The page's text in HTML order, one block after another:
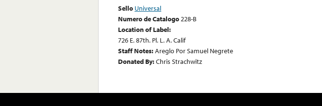
Sello Universal
Numero de Catalogo228-B
Location of Label:
726 E. 87th. Pl. L. A. Calif
Staff Notes:Areglo Por Samuel Negrete
Donated By:Chris Strachwitz